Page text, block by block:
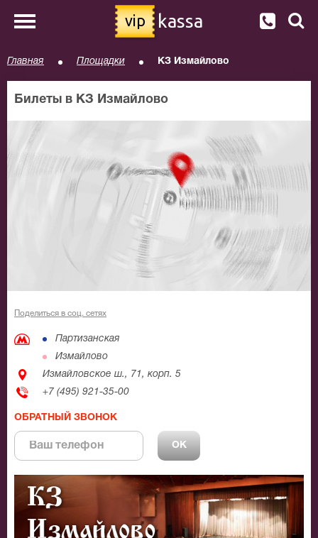
vip kassa
Главная Площадки КЗ Измайлово
Билеты в КЗ Измайлово
Поделиться в соц. сетях
Партизанская
Измайлово
Измайловское ш., 71, корп. 5
+7 (495) 921-35-00
ОБРАТНЫЙ ЗВОНОК